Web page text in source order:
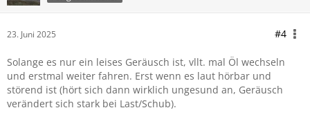
23. Juni 2025 #4
Solange es nur ein leises Geräusch ist, vllt. mal Öl wechseln
und erstmal weiter fahren. Erst wenn es laut hörbar und
störend ist (hört sich dann wirklich ungesund an, Geräusch
verändert sich stark bei Last/Schub).